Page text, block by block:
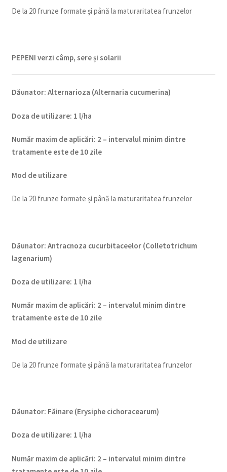
De la 20 frunze formate și până la maturaritatea frunzelor
PEPENI verzi câmp, sere și solarii
Dăunator: Alternarioza (Alternaria cucumerina)
Doza de utilizare: 1 l/ha
Număr maxim de aplicări: 2 – intervalul minim dintre
tratamente este de 10 zile
Mod de utilizare
De la 20 frunze formate și până la maturaritatea frunzelor
Dăunator: Antracnoza cucurbitaceelor (Colletotrichum
lagenarium)
Doza de utilizare: 1 l/ha
Număr maxim de aplicări: 2 – intervalul minim dintre
tratamente este de 10 zile
Mod de utilizare
De la 20 frunze formate și până la maturaritatea frunzelor
Dăunator: Făinare (Erysiphe cichoracearum)
Doza de utilizare: 1 l/ha
Număr maxim de aplicări: 2 – intervalul minim dintre